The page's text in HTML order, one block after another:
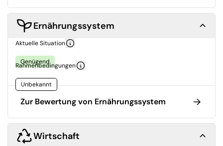
Ernährungssystem
Aktuelle Situation
Genügend
Rahmenbedingungen
Unbekannt
Zur Bewertung von Ernährungssystem
Wirtschaft